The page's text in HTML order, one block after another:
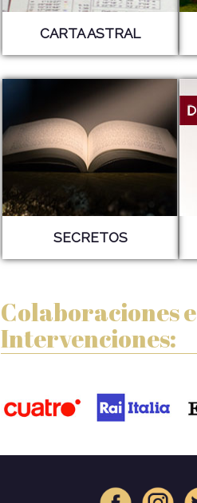
CARTA ASTRAL
SECRETOS
Colaboraciones e
Intervenciones: